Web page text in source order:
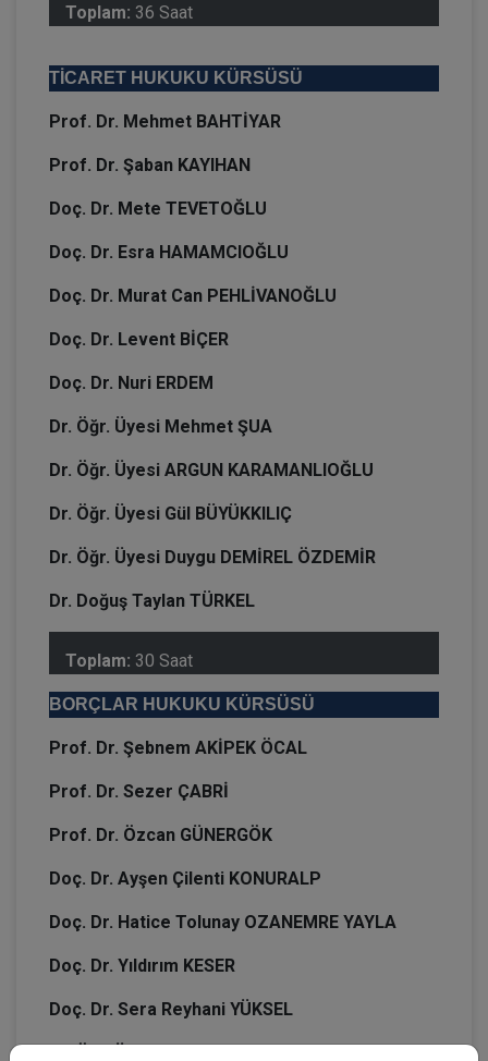
Toplam: 36 Saat
TİCARET HUKUKU KÜRSÜSÜ
Prof. Dr. Mehmet BAHTİYAR
Prof. Dr. Şaban KAYIHAN
Doç. Dr. Mete TEVETOĞLU
Doç. Dr. Esra HAMAMCIOĞLU
Doç. Dr. Murat Can PEHLİVANOĞLU
Doç. Dr. Levent BİÇER
Doç. Dr. Nuri ERDEM
Dr. Öğr. Üyesi Mehmet ŞUA
Dr. Öğr. Üyesi ARGUN KARAMANLIOĞLU
Dr. Öğr. Üyesi Gül BÜYÜKKILIÇ
Dr. Öğr. Üyesi Duygu DEMİREL ÖZDEMİR
Dr. Doğuş Taylan TÜRKEL
Toplam: 30 Saat
BORÇLAR HUKUKU KÜRSÜSÜ
Prof. Dr. Şebnem AKİPEK ÖCAL
Prof. Dr. Sezer ÇABRİ
Prof. Dr. Özcan GÜNERGÖK
Doç. Dr. Ayşen Çilenti KONURALP
Doç. Dr. Hatice Tolunay OZANEMRE YAYLA
Doç. Dr. Yıldırım KESER
Doç. Dr. Sera Reyhani YÜKSEL